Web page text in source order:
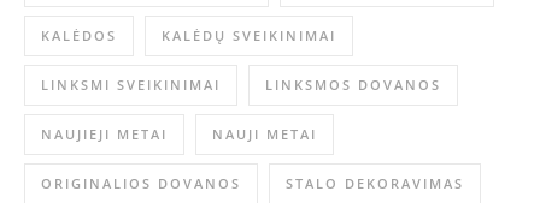
KALĖDOS KALĖDŲ SVEIKINIMAI
LINKSMI SVEIKINIMAI LINKSMOS DOVANOS
NAUJIEJI METAI NAUJI METAI
ORIGINALIOS DOVANOS STALO DEKORAVIMAS